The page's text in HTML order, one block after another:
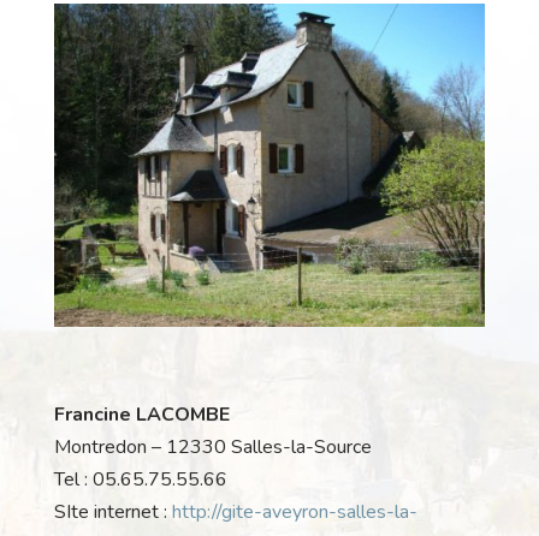
Francine LACOMBE
Montredon – 12330 Salles-la-Source
Tel : 05.65.75.55.66
SIte internet : http://gite-aveyron-salles-la-